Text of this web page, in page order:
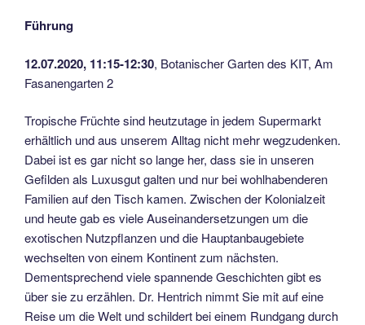
Führung
12.07.2020, 11:15-12:30, Botanischer Garten des KIT, Am
Fasanengarten 2
Tropische Früchte sind heutzutage in jedem Supermarkt
erhältlich und aus unserem Alltag nicht mehr wegzudenken.
Dabei ist es gar nicht so lange her, dass sie in unseren
Gefilden als Luxusgut galten und nur bei wohlhabenderen
Familien auf den Tisch kamen. Zwischen der Kolonialzeit
und heute gab es viele Auseinandersetzungen um die
exotischen Nutzpflanzen und die Hauptanbaugebiete
wechselten von einem Kontinent zum nächsten.
Dementsprechend viele spannende Geschichten gibt es
über sie zu erzählen. Dr. Hentrich nimmt Sie mit auf eine
Reise um die Welt und schildert bei einem Rundgang durch